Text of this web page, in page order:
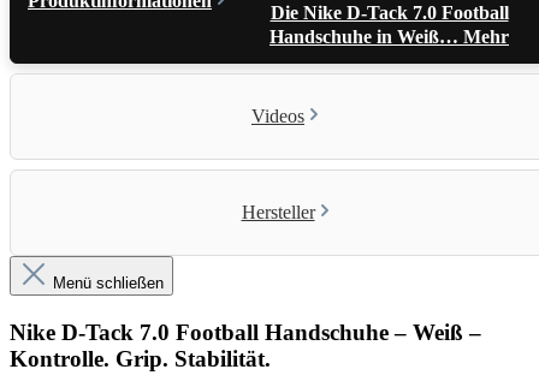
Die Nike D-Tack 7.0 Football
Handschuhe in Weiß… Mehr
Videos
Hersteller
Menü schließen
Nike D-Tack 7.0 Football Handschuhe – Weiß –
Kontrolle. Grip. Stabilität.